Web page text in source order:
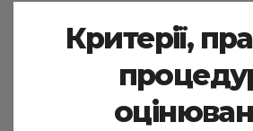
Критерії,